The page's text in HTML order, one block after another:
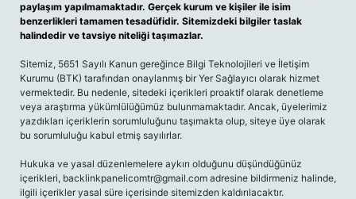
paylaşım yapılmamaktadır. Gerçek kurum ve kişiler ile isim
benzerlikleri tamamen tesadüfidir. Sitemizdeki bilgiler taslak
halindedir ve tavsiye niteliği taşımazlar.
Sitemiz, 5651 Sayılı Kanun gereğince Bilgi Teknolojileri ve İletişim
Kurumu (BTK) tarafından onaylanmış bir Yer Sağlayıcı olarak hizmet
vermektedir. Bu nedenle, sitedeki içerikleri proaktif olarak denetleme
veya araştırma yükümlülüğümüz bulunmamaktadır. Ancak, üyelerimiz
yazdıkları içeriklerin sorumluluğunu taşımakta olup, siteye üye olarak
bu sorumluluğu kabul etmiş sayılırlar.
Hukuka ve yasal düzenlemelere aykırı olduğunu düşündüğünüz
içerikleri, backlinkpanelicomtr@gmail.com adresine bildirmeniz halinde,
ilgili içerikler yasal süre içerisinde sitemizden kaldırılacaktır.